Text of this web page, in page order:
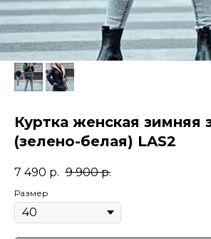
Куртка женская зимняя
(зелено-белая) LAS2
7 490 р. 9 900 р.
Размер